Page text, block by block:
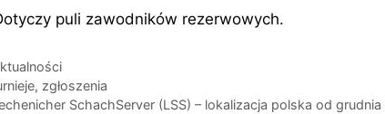
puli zawodników rezerwowych.
, zgłoszenia
SchachServer (LSS) – lokalizacja polska od grudnia